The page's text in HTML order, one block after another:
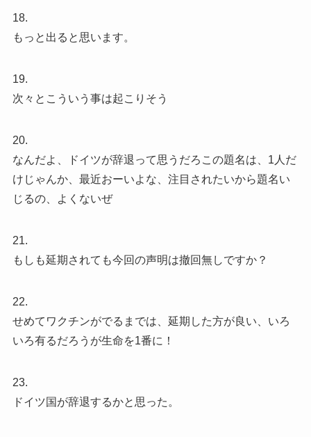
18.
もっと出ると思います。
19.
次々とこういう事は起こりそう
20.
なんだよ、ドイツが辞退って思うだろこの題名は、1人だ
けじゃんか、最近おーいよな、注目されたいから題名い
じるの、よくないぜ
21.
もしも延期されても今回の声明は撤回無しですか？
22.
せめてワクチンがでるまでは、延期した方が良い、いろ
いろ有るだろうが生命を1番に！
23.
ドイツ国が辞退するかと思った。